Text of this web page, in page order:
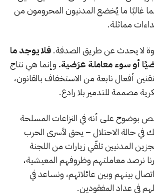
غالبًا ما يُخضع المدنيون المحرومون من
مماثلة.
لا يحدث عن طريق الصدفة.فلا يوجد ما
أو سوء معاملة عرَضية. وإنما هي نتاج
أفعال نابعة من الاستخفاف بالقانون،
مصممة للتدمير بلا رادع.
بوضوح على أنه في النزاعات المسلحة
في حالة الاحتلال – يحق لأسرى الحرب
المدنيين تلقّي زيارات من اللجنة
نرصد معاملتهم وظروفهم المعيشية،
بينهم وبين عائلاتهم، ونساعد في
في عداد المفقودين.